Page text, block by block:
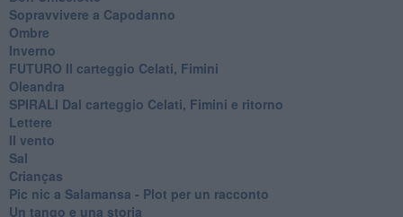
Sopravvivere a Capodanno
Ombre
Inverno
FUTURO Il carteggio Celati, Fimini
Oleandra
SPIRALI Dal carteggio Celati, Fimini e ritorno
Lettere
Il vento
Sal
Crianças
Pic nic a Salamansa - Plot per un racconto
Un tango e una storia